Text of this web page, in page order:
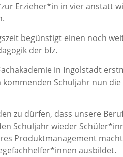
Erzieher*in in vier anstatt
begünstigt einen noch
der bfz.
in Ingolstadt
Schuljahr nun
zu dürfen, dass unsere
Schuljahr wieder
Produktmanagement
ausbildet.